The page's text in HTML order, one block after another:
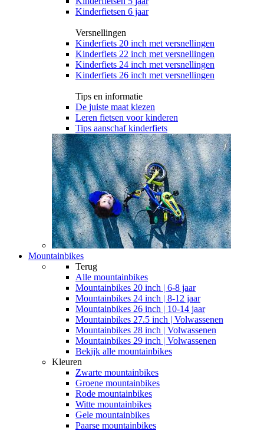
Kinderfietsen 6 jaar
Versnellingen
Kinderfiets 20 inch met versnellingen
Kinderfiets 22 inch met versnellingen
Kinderfiets 24 inch met versnellingen
Kinderfiets 26 inch met versnellingen
Tips en informatie
De juiste maat kiezen
Leren fietsen voor kinderen
Tips aanschaf kinderfiets
Mountainbikes
Terug
Alle mountainbikes
Mountainbikes 20 inch | 6-8 jaar
Mountainbikes 24 inch | 8-12 jaar
Mountainbikes 26 inch | 10-14 jaar
Mountainbikes 27.5 inch | Volwassenen
Mountainbikes 28 inch | Volwassenen
Mountainbikes 29 inch | Volwassenen
Bekijk alle mountainbikes
Kleuren
Zwarte mountainbikes
Groene mountainbikes
Rode mountainbikes
Witte mountainbikes
Gele mountainbikes
Paarse mountainbikes